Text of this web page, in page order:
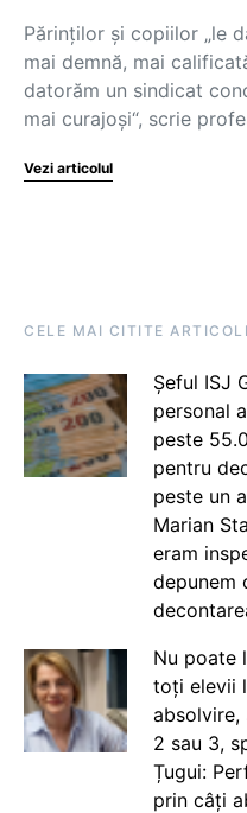
Părinților și copiilor „le
mai demnă, mai
datorăm un sindicat
mai curajoşi“, scrie
Vezi articolul
CELE MAI CITITE
Șeful ISJ
personal
peste
pentru
peste un
Marian
eram
depunem
Nu poate
toți elevii
absolvire,
2 sau 3,
Țugui:
prin câți